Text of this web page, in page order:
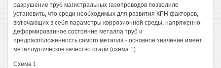
разрушение труб магистральных газопроводов позволило
установить, что среди необходимых для развития КРН факторов,
включающих в себя параметры коррозионной среды, напряженно-
деформированное состояние металла труб и
предрасположенность самого металла - основное значение имеет
металлургическое качество стали (схема 1).
Схема 1